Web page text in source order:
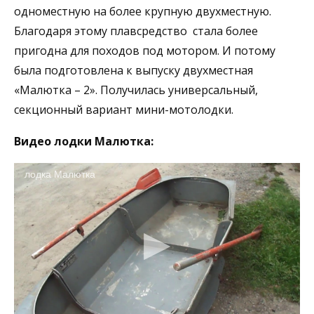
одноместную на более крупную двухместную.
Благодаря этому плавсредство стала более
пригодна для походов под мотором. И потому
была подготовлена к выпуску двухместная
«Малютка – 2». Получилась универсальный,
секционный вариант мини-мотолодки.
Видео лодки Малютка:
лодка Малютка